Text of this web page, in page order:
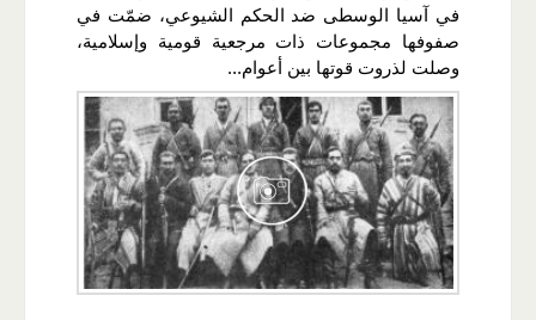
في آسيا الوسطى ضد الحكم الشيوعي، ضمّت في
صفوفها مجموعات ذات مرجعية قومية وإسلامية،
وصلت لذروت قوتها بين أعوام...